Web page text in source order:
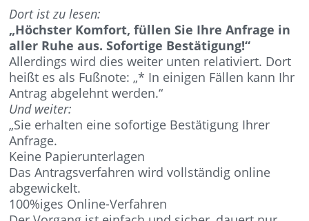
Dort ist zu lesen:
„Höchster Komfort, füllen Sie Ihre Anfrage in
aller Ruhe aus. Sofortige Bestätigung!“
Allerdings wird dies weiter unten relativiert. Dort
heißt es als Fußnote: „* In einigen Fällen kann Ihr
Antrag abgelehnt werden.“
Und weiter:
„Sie erhalten eine sofortige Bestätigung Ihrer
Anfrage.
Keine Papierunterlagen
Das Antragsverfahren wird vollständig online
abgewickelt.
100%iges Online-Verfahren